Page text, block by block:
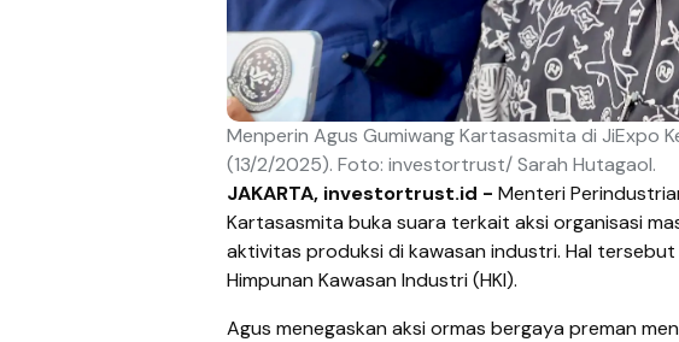
Menperin Agus Gumiwang Kartasasmita di JiExpo
(13/2/2025). Foto: investortrust/ Sarah Hutagaol.
JAKARTA, investortrust.id - Menteri
Kartasasmita buka suara terkait aksi organisasi
aktivitas produksi di kawasan industri. Hal
Himpunan Kawasan Industri (HKI).
Agus menegaskan aksi ormas bergaya preman